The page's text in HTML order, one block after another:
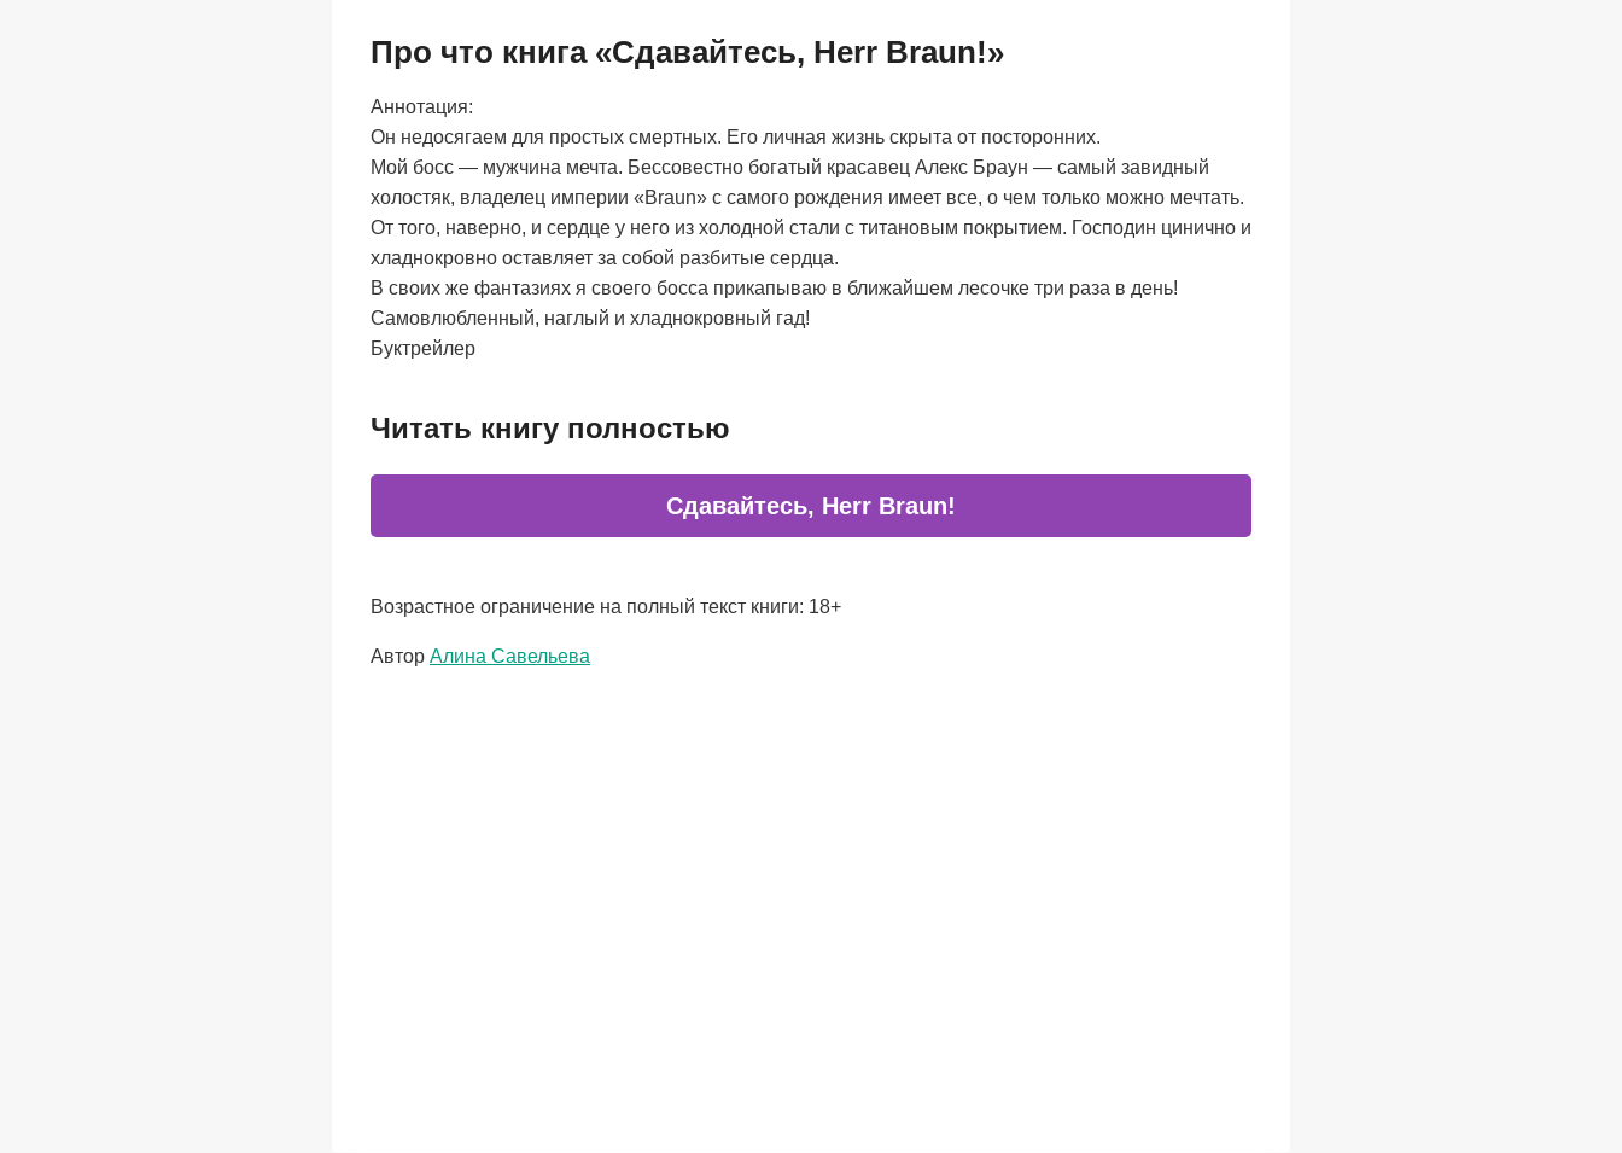
Про что книга «Сдавайтесь, Herr Braun!»
Аннотация:
Он недосягаем для простых смертных. Его личная жизнь скрыта от посторонних.
Мой босс — мужчина мечта. Бессовестно богатый красавец Алекс Браун — самый завидный
холостяк, владелец империи «Braun» с самого рождения имеет все, о чем только можно мечтать.
От того, наверно, и сердце у него из холодной стали с титановым покрытием. Господин цинично и
хладнокровно оставляет за собой разбитые сердца.
В своих же фантазиях я своего босса прикапываю в ближайшем лесочке три раза в день!
Самовлюбленный, наглый и хладнокровный гад!
Буктрейлер
Читать книгу полностью
Сдавайтесь, Herr Braun!
Возрастное ограничение на полный текст книги: 18+
Метки
Автор Алина Савельева